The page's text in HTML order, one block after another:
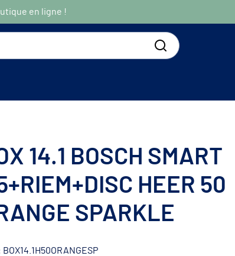
en ligne !
14.1 BOSCH SMART
HEER 50
SPARKLE
BOX14.1H50ORANGESP